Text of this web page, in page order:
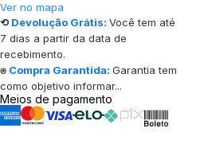
Ver no mapa
⟲ Devolução Grátis: Você tem até
7 dias a partir da data de
recebimento.
⍟ Compra Garantida: Garantia tem
como objetivo informar...
Meios de pagamento